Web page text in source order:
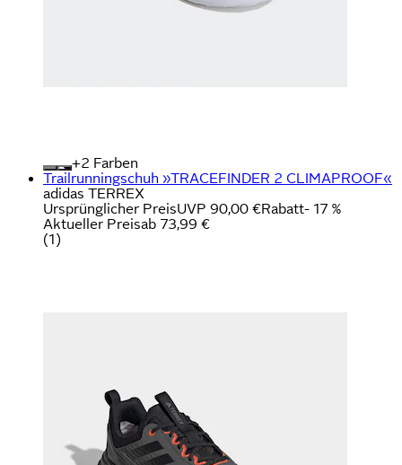
+
Farben
Trailrunningschuh »TRACEFINDER 2 CLIMAPROOF«
adidas TERREX
Ursprünglicher PreisUVP 90,00 €Rabatt- 17 %
Aktueller Preisab 73,99 €
(1)